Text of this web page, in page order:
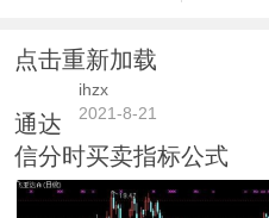
点击重新加载
ihzx
2021-8-21
通达
信分时买卖指标公式